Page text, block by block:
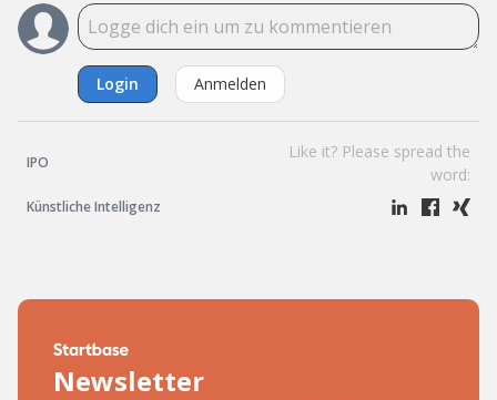
Login Anmelden
IPO
Künstliche Intelligenz
Like it? Please spread the
word:
Newsletter